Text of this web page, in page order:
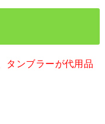
タンブラーが代用品